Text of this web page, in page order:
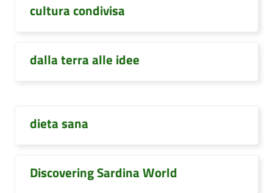
cultura condivisa
dalla terra alle idee
dieta sana
Discovering Sardina World